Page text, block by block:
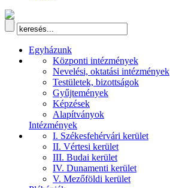
Egyházunk
Központi intézmények
Nevelési, oktatási intézmények
Testületek, bizottságok
Gyűjtemények
Képzések
Alapítványok
Intézmények
I. Székesfehérvári kerület
II. Vértesi kerület
III. Budai kerület
IV. Dunamenti kerület
V. Mezőföldi kerület